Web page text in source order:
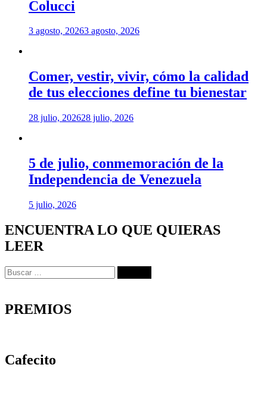
Colucci
3 agosto, 20263 agosto, 2026
Comer, vestir, vivir, cómo la calidad
de tus elecciones define tu bienestar
28 julio, 202628 julio, 2026
5 de julio, conmemoración de la
Independencia de Venezuela
5 julio, 2026
ENCUENTRA LO QUE QUIERAS
LEER
Buscar:
PREMIOS
Cafecito